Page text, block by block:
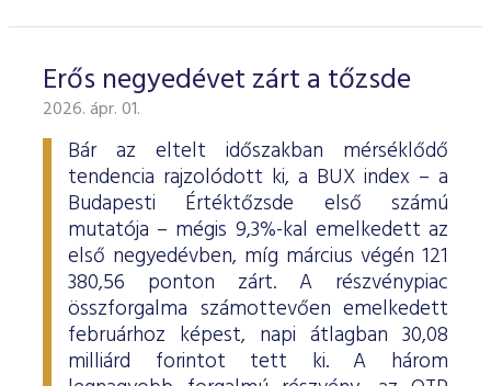
Erős negyedévet zárt a tőzsde
2026. ápr. 01.
Bár az eltelt időszakban mérséklődő
tendencia rajzolódott ki, a BUX index – a
Budapesti Értéktőzsde első számú
mutatója – mégis 9,3%-kal emelkedett az
első negyedévben, míg március végén 121
380,56 ponton zárt. A részvénypiac
összforgalma számottevően emelkedett
februárhoz képest, napi átlagban 30,08
milliárd forintot tett ki. A három